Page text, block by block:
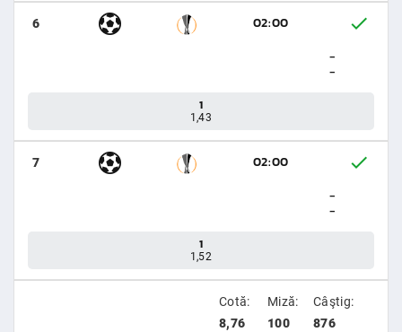
6
02:00
-
-
1
1,43
7
02:00
-
-
1
1,52
Cotă:
8,76
Miză:
100
Câştig:
876